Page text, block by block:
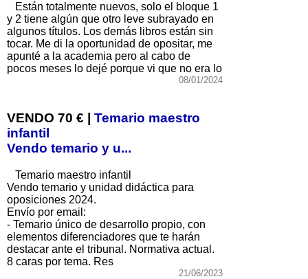
Están totalmente nuevos, solo el bloque 1
y 2 tiene algún que otro leve subrayado en
algunos títulos. Los demás libros están sin
tocar. Me di la oportunidad de opositar, me
apunté a la academia pero al cabo de
pocos meses lo dejé porque vi que no era lo
08/01/2024
VENDO 70 € | Temario maestro
infantil
Vendo temario y u...
Temario maestro infantil
Vendo temario y unidad didáctica para
oposiciones 2024.
Envío por email:
- Temario único de desarrollo propio, con
elementos diferenciadores que te harán
destacar ante el tribunal. Normativa actual.
8 caras por tema. Res
21/06/2023